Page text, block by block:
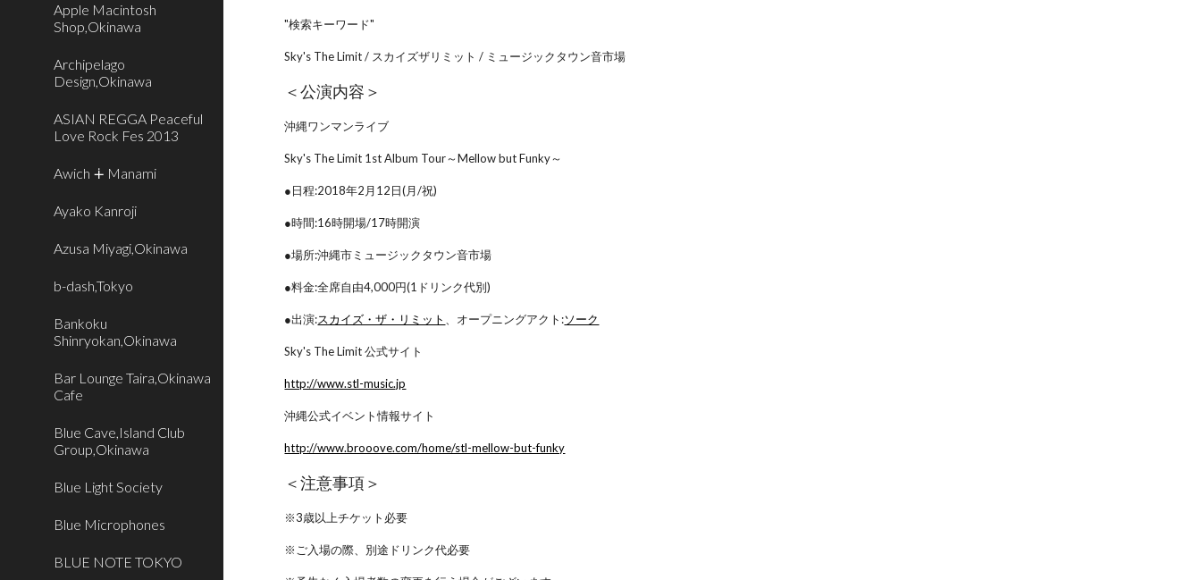
Apple Macintosh
Shop,Okinawa
Archipelago
Design,Okinawa
ASIAN REGGA Peaceful
Love Rock Fes 2013
Awich ∔ Manami
Ayako Kanroji
Azusa Miyagi,Okinawa
b-dash,Tokyo
Bankoku
Shinryokan,Okinawa
Bar Lounge Taira,Okinawa
Cafe
Blue Cave,Island Club
Group,Okinawa
Blue Light Society
Blue Microphones
BLUE NOTE TOKYO
"検索キーワード"
Sky's The Limit / スカイズザリミット / ミュージックタウン音市場
＜公演内容＞
沖縄ワンマンライブ
Sky's The Limit 1st Album Tour～Mellow but Funky～
●日程:2018年2月12日(月/祝)
●時間:16時開場/17時開演
●場所:沖縄市ミュージックタウン音市場
●料金:全席自由4,000円(1ドリンク代別)
●出演:スカイズ・ザ・リミット 、オープニングアクト:ソーク
Sky's The Limit 公式サイト
http://www.stl-music.jp
沖縄公式イベント情報サイト
http://www.brooove.com/home/stl-mellow-but-funky
＜注意事項＞
※3歳以上チケット必要
※ご入場の際、別途ドリンク代必要